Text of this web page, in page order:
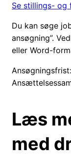
Se stillings- og
Du kan søge
ansøgning”.
eller Word-
Læs
med